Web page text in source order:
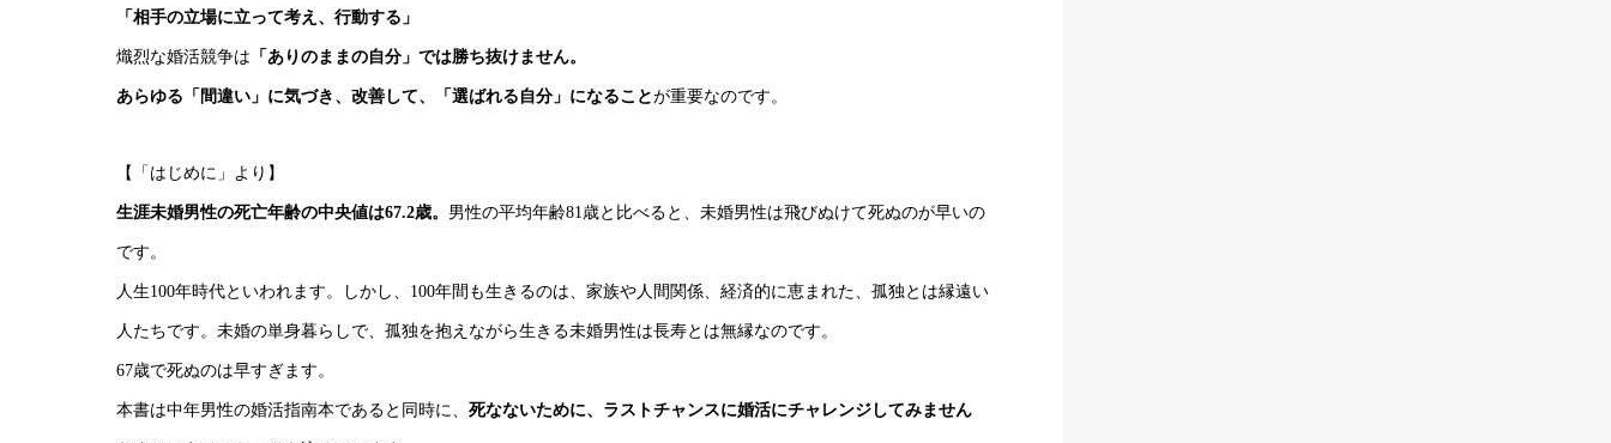
「相手の立場に立って考え、行動する」
熾烈な婚活競争は 「ありのままの自分」では勝ち抜けません。
あらゆる「間違い」に気づき、改善して、「選ばれる自分」になることが重要なのです。
【「はじめに」より】
生涯未婚男性の死亡年齢の中央値は67.2歳。 男性の平均年齢81歳と比べると、未婚男性は飛びぬけて死ぬのが早いの
です。
人生100年時代といわれます。しかし、100年間も生きるのは、家族や人間関係、経済的に恵まれた、孤独とは縁遠い
人たちです。未婚の単身暮らしで、孤独を抱えながら生きる未婚男性は長寿とは無縁なのです。
67歳で死ぬのは早すぎます。
本書は中年男性の婚活指南本であると同時に、 死なないために、ラストチャンスに婚活にチャレンジしてみません